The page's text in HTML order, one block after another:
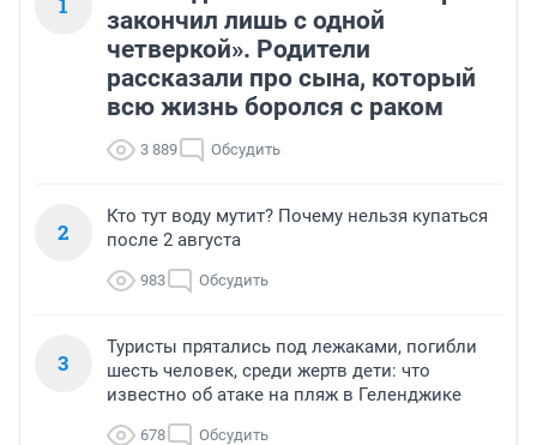
закончил лишь с одной
четверкой». Родители
рассказали про сына, который
всю жизнь боролся с раком
3 889 Обсудить
2
Кто тут воду мутит? Почему нельзя купаться
после 2 августа
983 Обсудить
3
Туристы прятались под лежаками, погибли
шесть человек, среди жертв дети: что
известно об атаке на пляж в Геленджике
678 Обсудить